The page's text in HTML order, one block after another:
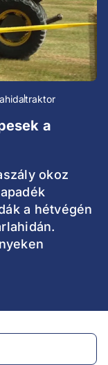
traktor
a
okoz
a hétvégén